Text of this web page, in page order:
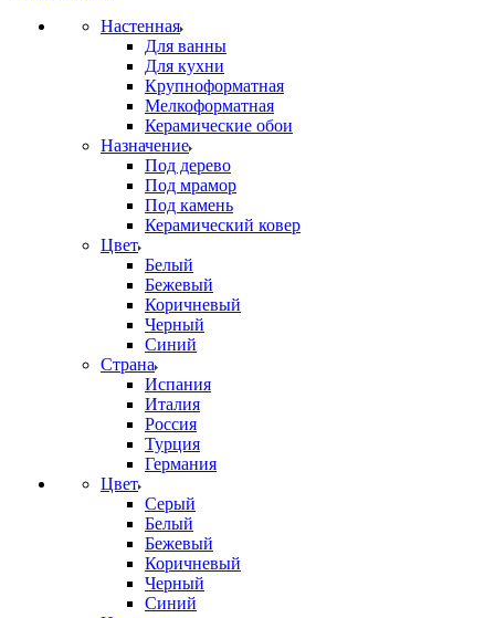
Настенная
Для ванны
Для кухни
Крупноформатная
Мелкоформатная
Керамические обои
Назначение
Под дерево
Под мрамор
Под камень
Керамический ковер
Цвет
Белый
Бежевый
Коричневый
Черный
Синий
Страна
Испания
Италия
Россия
Турция
Германия
Цвет
Серый
Белый
Бежевый
Коричневый
Черный
Синий